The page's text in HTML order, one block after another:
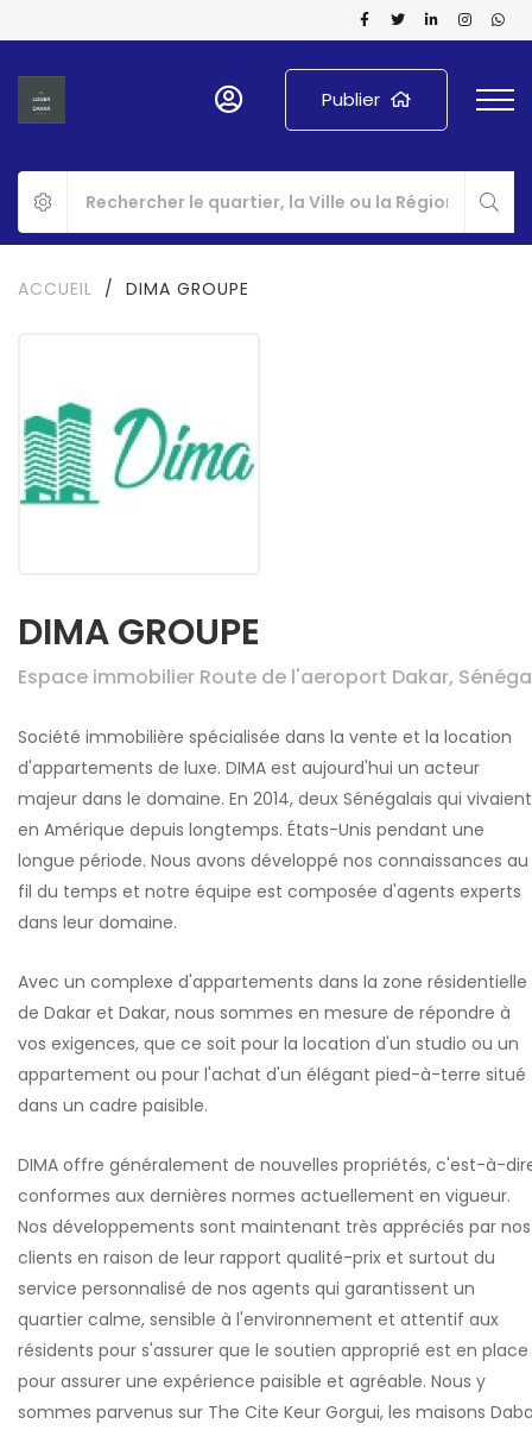
Publier
ACCUEIL / DIMA GROUPE
DIMA GROUPE
Espace immobilier Route de l'aeroport Dakar,
Société immobilière spécialisée dans la vente et la location
d'appartements de luxe. DIMA est aujourd'hui un acteur
majeur dans le domaine. En 2014, deux Sénégalais qui vivaient
en Amérique depuis longtemps. États-Unis pendant une
longue période. Nous avons développé nos connaissances au
fil du temps et notre équipe est composée d'agents experts
dans leur domaine.
Avec un complexe d'appartements dans la zone résidentielle
de Dakar et Dakar, nous sommes en mesure de répondre à
vos exigences, que ce soit pour la location d'un studio ou un
appartement ou pour l'achat d'un élégant pied-à-terre situé
dans un cadre paisible.
DIMA offre généralement de nouvelles propriétés, c'est-à-
conformes aux dernières normes actuellement en vigueur.
Nos développements sont maintenant très appréciés par nos
clients en raison de leur rapport qualité-prix et surtout du
service personnalisé de nos agents qui garantissent un
quartier calme, sensible à l'environnement et attentif aux
résidents pour s'assurer que le soutien approprié est en place
pour assurer une expérience paisible et agréable. Nous y
sommes parvenus sur The Cite Keur Gorgui, les maisons